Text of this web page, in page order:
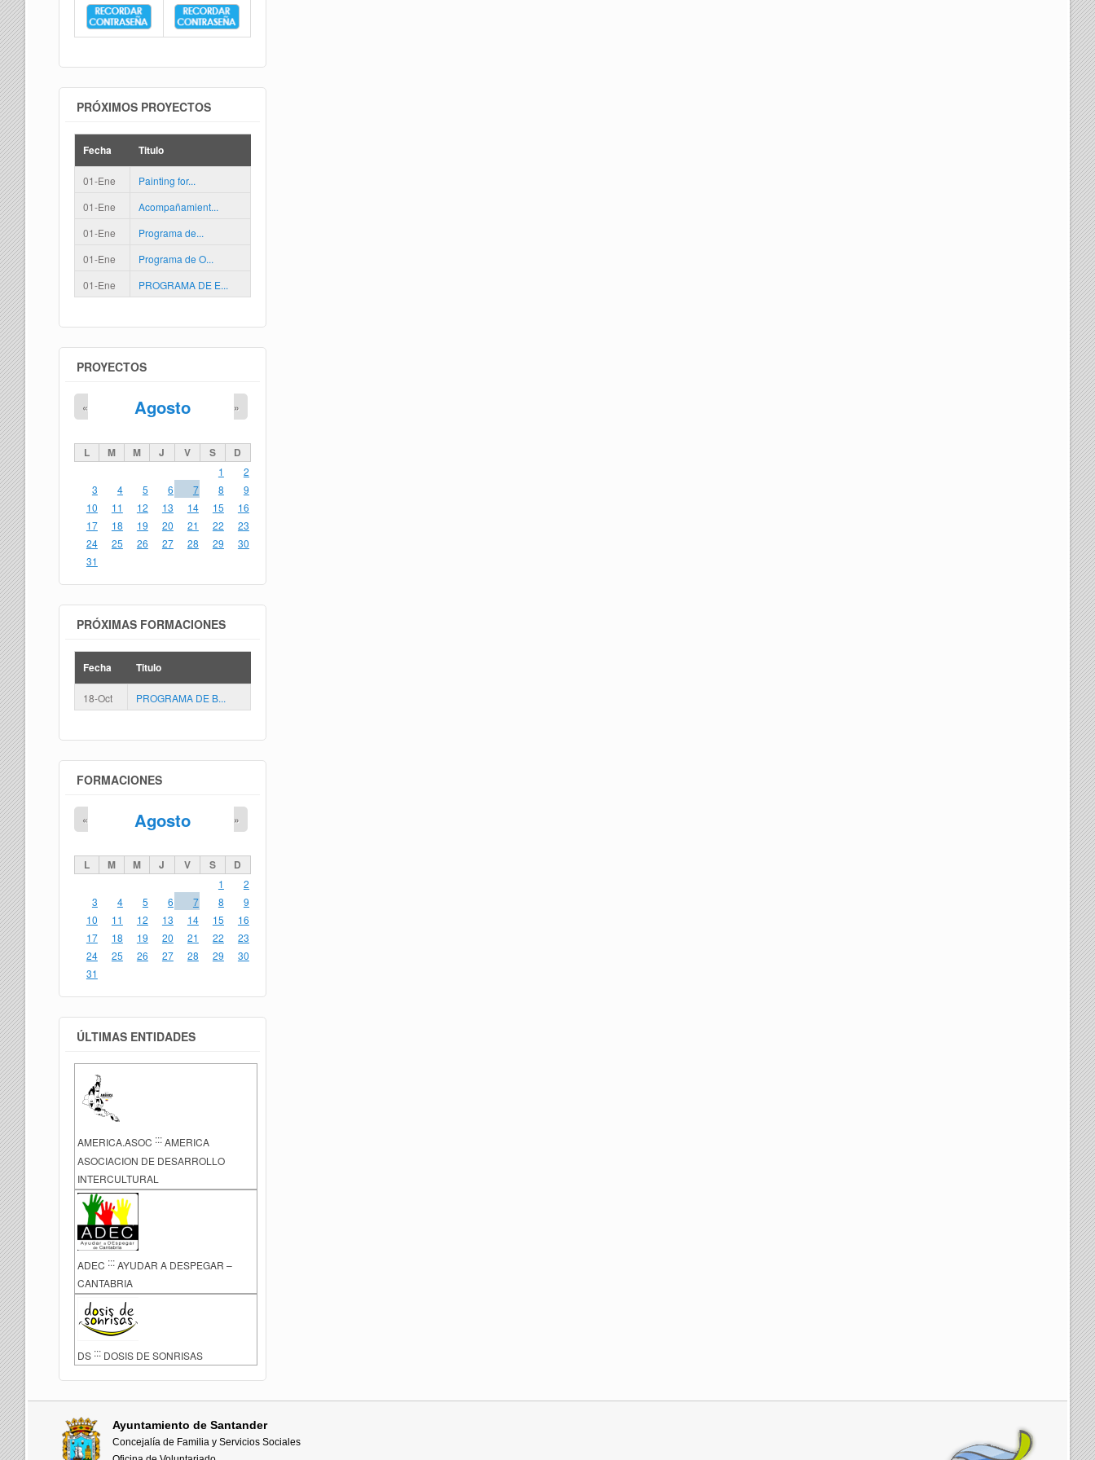
PRÓXIMOS PROYECTOS
Fecha Titulo
01-Ene
Painting for...
01-Ene
Acompañamient...
01-Ene
Programa de...
01-Ene
Programa de O...
01-Ene
PROGRAMA DE E...
PROYECTOS
Agosto
« »
L M M J V S D
1
2
3
4 5 6 7 8
9
10
11 12 13 14 15
16
17
18 19 20 21 22
23
24
25 26 27 28 29
30
31
PRÓXIMAS FORMACIONES
Fecha Titulo
18-Oct PROGRAMA DE B...
FORMACIONES
Agosto
« »
L M M J V S D
1
2
3
4 5 6 7 8
9
10
11 12 13 14 15
16
17
18 19 20 21 22
23
24
25 26 27 28 29
30
31
ÚLTIMAS ENTIDADES
AMERICA.ASOC :::AMERICA
ASOCIACION DE DESARROLLO
INTERCULTURAL
ADEC ::: AYUDAR A DESPEGAR –
CANTABRIA
DS ::: DOSIS DE SONRISAS
Ayuntamiento de Santander
Concejalía de Familia y Servicios Sociales